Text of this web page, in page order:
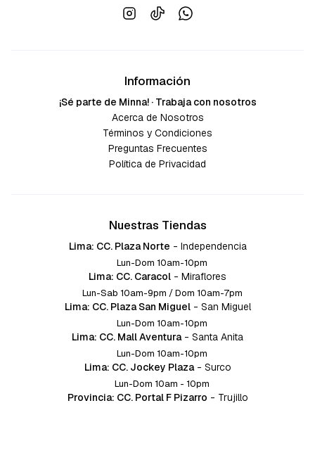
Información
¡Sé parte de Minna! · Trabaja con nosotros
Acerca de Nosotros
Términos y Condiciones
Preguntas Frecuentes
Política de Privacidad
Nuestras Tiendas
Lima: CC. Plaza Norte - Independencia
Lun-Dom 10am-10pm
Lima: CC. Caracol - Miraflores
Lun-Sab 10am-9pm / Dom 10am-7pm
Lima: CC. Plaza San Miguel - San Miguel
Lun-Dom 10am-10pm
Lima: CC. Mall Aventura - Santa Anita
Lun-Dom 10am-10pm
Lima: CC. Jockey Plaza - Surco
Lun-Dom 10am - 10pm
Provincia: CC. Portal F Pizarro - Trujillo